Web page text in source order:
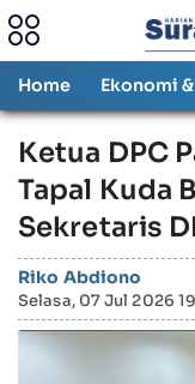
Home Ekonomi
Ketua DPC
Tapal Kuda
Sekretaris
Riko Abdiono
Selasa, 07 Jul 2026